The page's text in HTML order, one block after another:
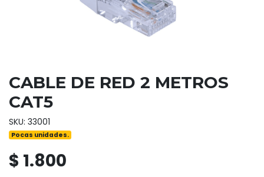
CABLE DE RED 2 METROS
CAT5
SKU: 33001
Pocas unidades.
$ 1.800